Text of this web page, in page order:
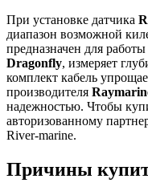
При установке датчика
диапазон возможной
предназначен для
Dragonfly, измеряет
комплект кабель
производителя
надежностью. Чтобы
авторизованному
River-marine.
Причины